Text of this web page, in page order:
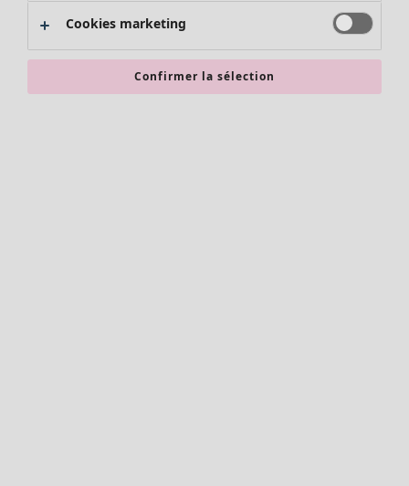
Les promos de Gudrun Sjödén
Nouvel arrivage
Bonnes affaires en soldes - jusqu'à -70
Cookies marketing
Confirmer la sélection